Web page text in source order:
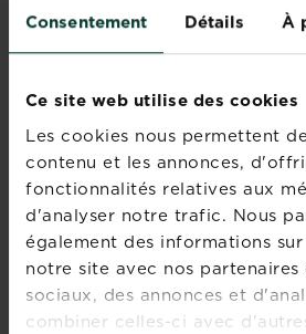
Consentement Détails À
Ce site web utilise des cookies
Les cookies nous permettent
contenu et les annonces,
fonctionnalités relatives aux
d'analyser notre trafic. Nous
également des informations
notre site avec nos partenaires
sociaux, des annonces et
combiner celles-ci avec
de 08h jusqu'à 17h
Posez-nous
question
Evergreen Garden Care
Dieptestraat 2 boîte 11
9160 Lokeren